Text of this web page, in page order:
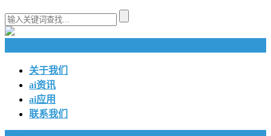
关于我们
ai资讯
ai应用
联系我们